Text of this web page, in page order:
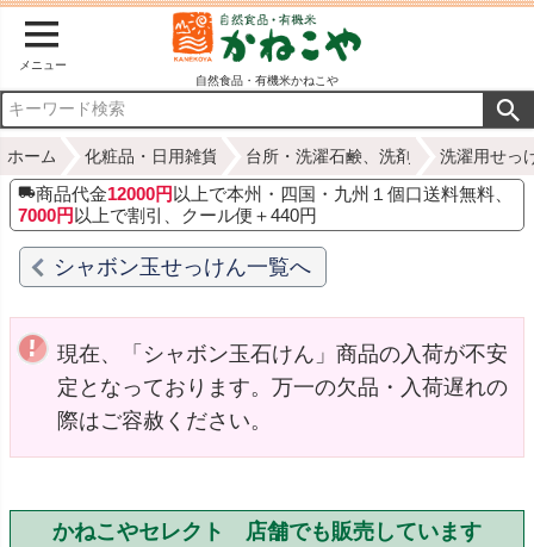
メニュー
自然食品・有機米かねこや
ホーム 化粧品・日用雑貨 台所・洗濯石鹸、洗剤 洗濯用せっ
商品代金12000円 以上で本州・四国・九州１個口送料無料、
7000円 以上で割引、クール便＋440円
シャボン玉せっけん一覧へ
現在、「シャボン玉石けん」商品の入荷が不安
定となっております。万一の欠品・入荷遅れの
際はご容赦ください。
かねこやセレクト 店舗でも販売しています